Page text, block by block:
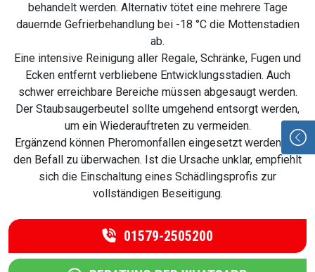
behandelt werden. Alternativ tötet eine mehrere Tage
dauernde Gefrierbehandlung bei -18 °C die Mottenstadien
ab.
Eine intensive Reinigung aller Regale, Schränke, Fugen und
Ecken entfernt verbliebene Entwicklungsstadien. Auch
schwer erreichbare Bereiche müssen abgesaugt werden.
Der Staubsaugerbeutel sollte umgehend entsorgt werden,
um ein Wiederauftreten zu vermeiden.
Ergänzend können Pheromonfallen eingesetzt werden, um
den Befall zu überwachen. Ist die Ursache unklar, empfiehlt
sich die Einschaltung eines Schädlingsprofis zur
vollständigen Beseitigung.
01579-2505200